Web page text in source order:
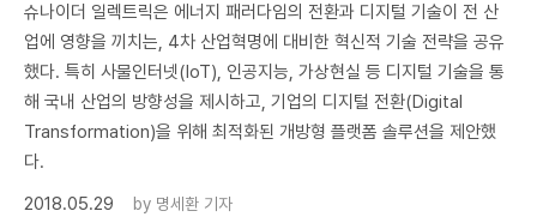
슈나이더 일렉트릭은 에너지 패러다임의 전환과 디지털 기술이 전 산
업에 영향을 끼치는, 4차 산업혁명에 대비한 혁신적 기술 전략을 공유
했다. 특히 사물인터넷(IoT), 인공지능, 가상현실 등 디지털 기술을 통
해 국내 산업의 방향성을 제시하고, 기업의 디지털 전환(Digital
Transformation)을 위해 최적화된 개방형 플랫폼 솔루션을 제안했
다.
2018.05.29
by 명세환 기자